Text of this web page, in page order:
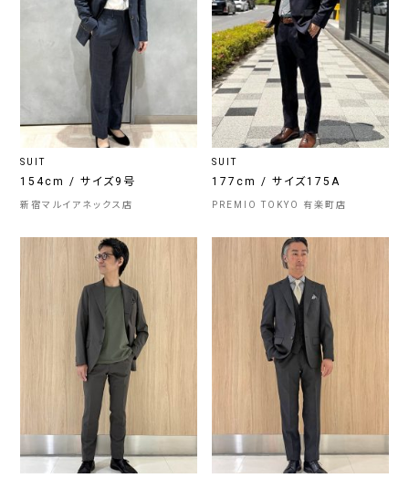
SUIT
154cm / サイズ9号
新宿マルイアネックス店
SUIT
177cm / サイズ175A
PREMIO TOKYO 有楽町店